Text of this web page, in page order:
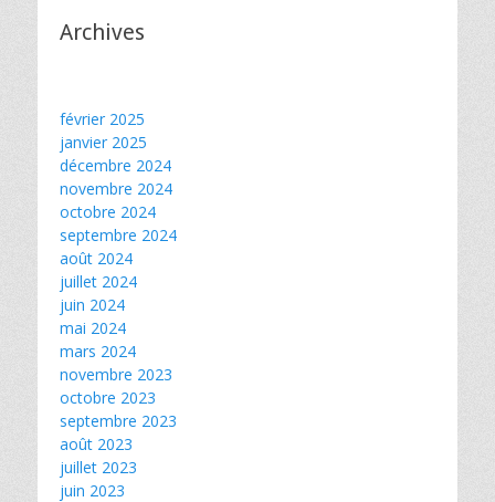
Archives
février 2025
janvier 2025
décembre 2024
novembre 2024
octobre 2024
septembre 2024
août 2024
juillet 2024
juin 2024
mai 2024
mars 2024
novembre 2023
octobre 2023
septembre 2023
août 2023
juillet 2023
juin 2023